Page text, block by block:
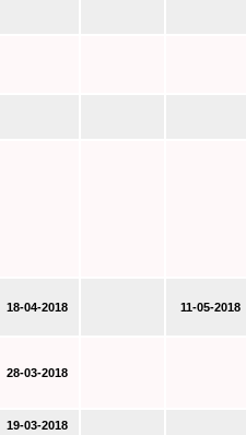
18-04-2018 11-05-2018
28-03-2018
19-03-2018